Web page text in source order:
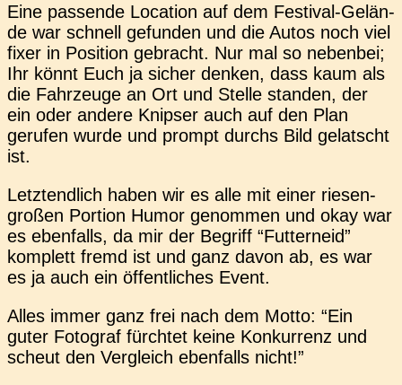
Eine pas­sen­de Loca­ti­on auf dem Fes­ti­val-Gelän­
de war schnell gefun­den und die Autos noch viel
fixer in Posi­ti­on gebracht. Nur mal so neben­bei;
Ihr könnt Euch ja sicher denken, dass kaum als
die Fahr­zeu­ge an Ort und Stelle stan­den, der
ein oder andere Knip­ser auch auf den Plan
geru­fen wurde und prompt durchs Bild gelatscht
ist.
Letzt­end­lich haben wir es alle mit einer rie­sen­
gro­ßen Por­ti­on Humor genom­men und okay war
es eben­falls, da mir der Begriff “Fut­ter­neid”
kom­plett fremd ist und ganz davon ab, es war
es ja auch ein öffent­li­ches Event.
Alles immer ganz frei nach dem Motto: “Ein
guter Foto­graf fürch­tet keine Kon­kur­renz und
scheut den Ver­gleich eben­falls nicht!”